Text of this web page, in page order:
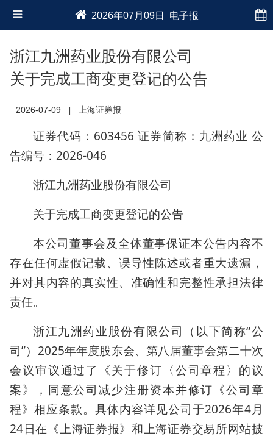
2026年07月09日 电子报
浙江九洲药业股份有限公司
关于完成工商变更登记的公告
2026-07-09 上海证券报
证券代码：603456 证券简称：九洲药业 公
告编号：2026-046
浙江九洲药业股份有限公司
关于完成工商变更登记的公告
本公司董事会及全体董事保证本公告内容不
存在任何虚假记载、误导性陈述或者重大遗漏，
并对其内容的真实性、准确性和完整性承担法律
责任。
浙江九洲药业股份有限公司（以下简称“公
司”）2025年年度股东会、第八届董事会第二十次
会议审议通过了《关于修订〈公司章程〉的议
案》，同意公司减少注册资本并修订《公司章
程》相应条款。具体内容详见公司于2026年4月
24日在《上海证券报》和上海证券交易所网站披